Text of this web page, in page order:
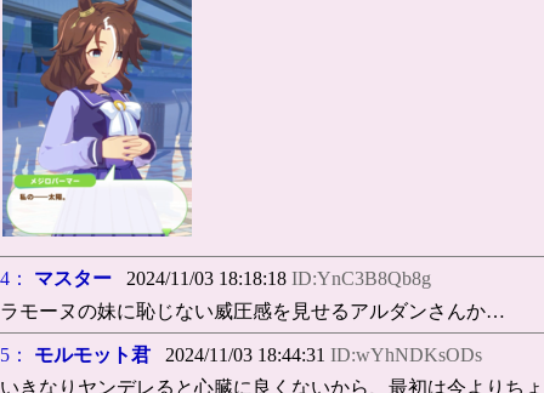
4： マスター 2024/11/03 18:18:18 ID:YnC3B8Qb8g
ラモーヌの妹に恥じない威圧感を見せるアルダンさんか…
5： モルモット君 2024/11/03 18:44:31 ID:wYhNDKsODs
いきなりヤンデレると心臓に良くないから、最初は今よりちょ